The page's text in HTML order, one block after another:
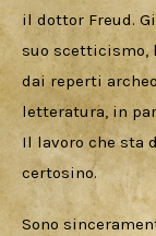
il dottor Freud.
suo scetticismo,
dai reperti
letteratura, in
Il lavoro che sta
certosino.
Sono